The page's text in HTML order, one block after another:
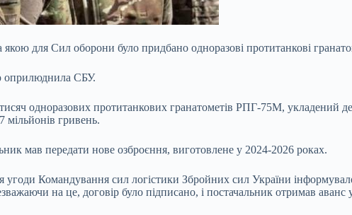
для Сил оборони було придбано одноразові протитанкові
оприлюднила СБУ.
одноразових протитанкових гранатометів РПГ-75М, укладений
мільйонів гривень.
мав передати нове озброєння, виготовлене у 2024-2026 роках.
Командування сил логістики Збройних сил України
на це, договір було підписано, і постачальник отримав аванс